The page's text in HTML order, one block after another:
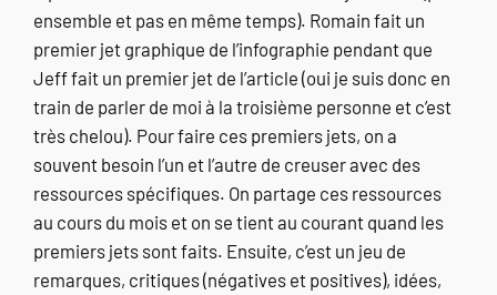
ensemble et pas en même temps). Romain fait un
premier jet graphique de l’infographie pendant que
Jeff fait un premier jet de l’article (oui je suis donc en
train de parler de moi à la troisième personne et c’est
très chelou). Pour faire ces premiers jets, on a
souvent besoin l’un et l’autre de creuser avec des
ressources spécifiques. On partage ces ressources
au cours du mois et on se tient au courant quand les
premiers jets sont faits. Ensuite, c’est un jeu de
remarques, critiques (négatives et positives), idées,